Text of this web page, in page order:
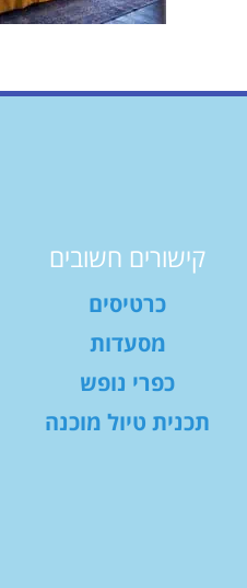
קישורים חשובים
כרטיסים
מסעדות
כפרי נופש
תכנית טיול מוכנה